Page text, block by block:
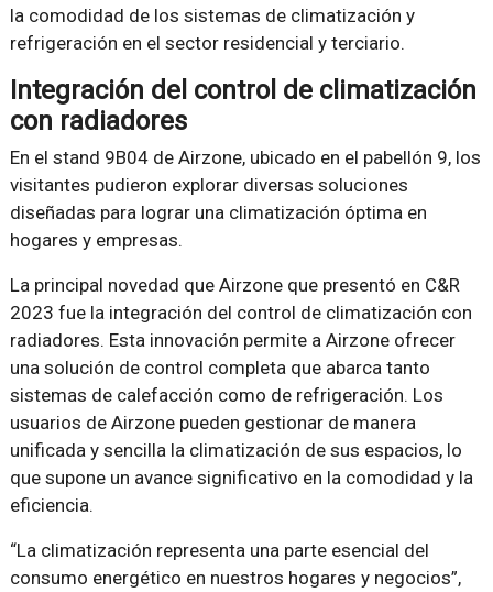
la comodidad de los sistemas de climatización y
refrigeración en el sector residencial y terciario.
Integración del control de climatización
con radiadores
En el stand 9B04 de Airzone, ubicado en el pabellón 9, los
visitantes pudieron explorar diversas soluciones
diseñadas para lograr una climatización óptima en
hogares y empresas.
La principal novedad que Airzone que presentó en C&R
2023 fue la integración del control de climatización con
radiadores. Esta innovación permite a Airzone ofrecer
una solución de control completa que abarca tanto
sistemas de calefacción como de refrigeración. Los
usuarios de Airzone pueden gestionar de manera
unificada y sencilla la climatización de sus espacios, lo
que supone un avance significativo en la comodidad y la
eficiencia.
“La climatización representa una parte esencial del
consumo energético en nuestros hogares y negocios”,